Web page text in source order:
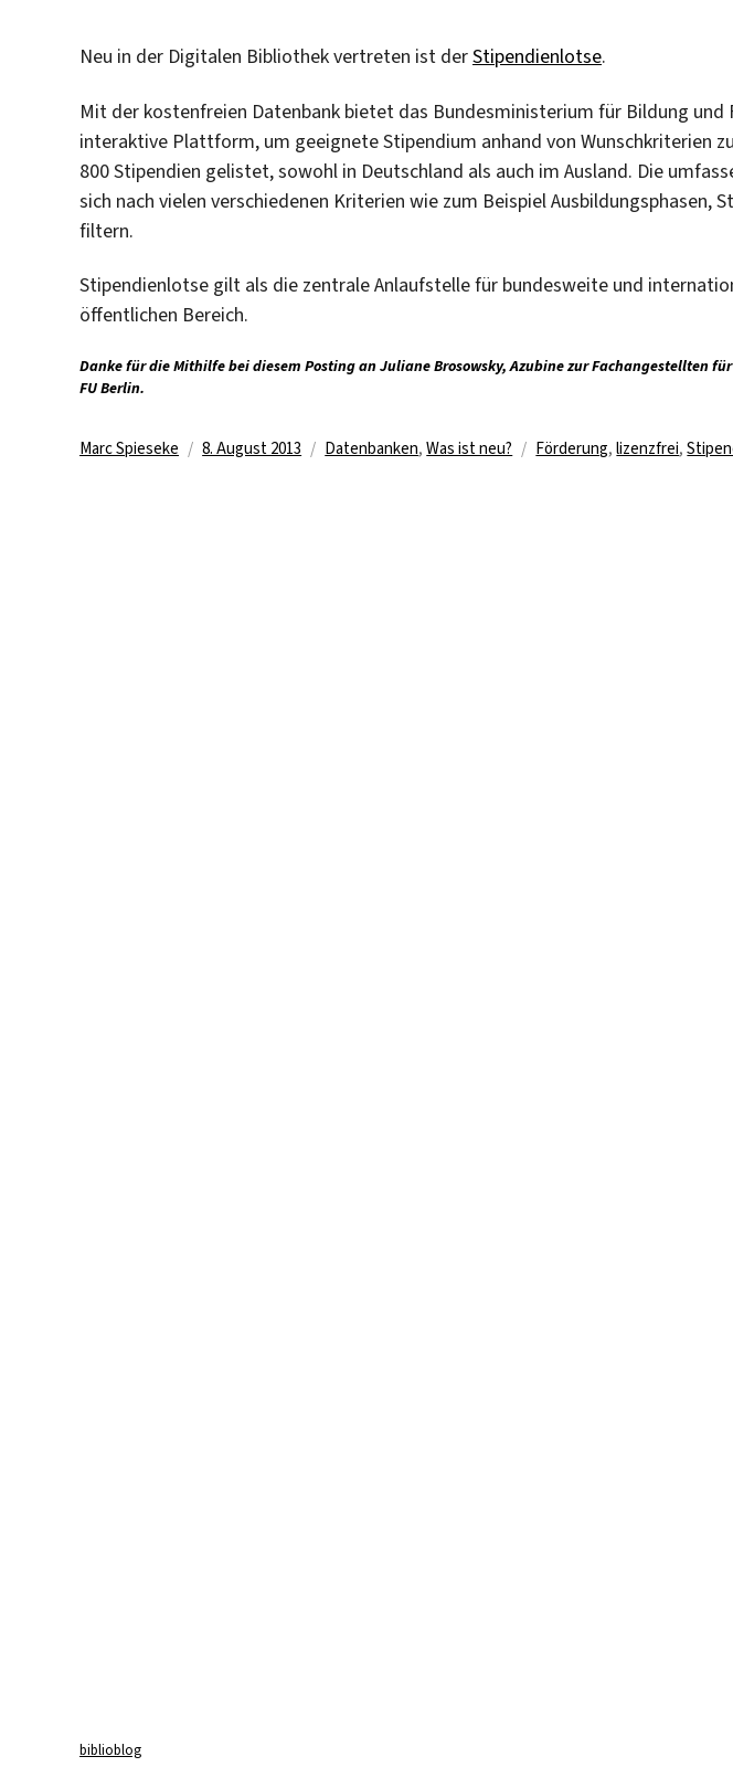
Neu in der Digitalen Bibliothek vertreten ist derStipendienlotse.
Mit der kostenfreien Datenbank bietet das Bundesministerium für Bildung und
interaktive Plattform, um geeignete Stipendium anhand von Wunschkriterien
800 Stipendien gelistet, sowohl in Deutschland als auch im Ausland. Die
sich nach vielen verschiedenen Kriterien wie zum Beispiel Ausbildungsphasen,
filtern.
Stipendienlotse gilt als die zentrale Anlaufstelle für bundesweite und
öffentlichen Bereich.
Danke für die Mithilfe bei diesem Posting an Juliane Brosowsky, Azubine zur Fachangestellten
FU Berlin.
Autor
Marc Spieseke
Veröffentlicht
8. August 2013 Kategorien
Datenbanken,Was ist neu? Schlagwörter
Förderung,lizenzfrei,
biblioblog